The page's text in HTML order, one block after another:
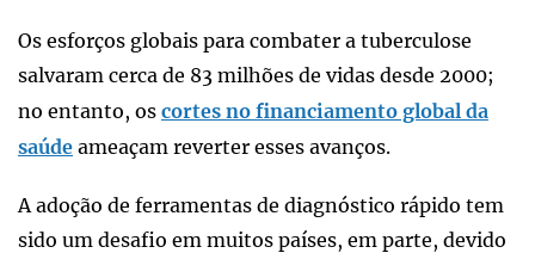
Os esforços globais para combater a tuberculose
salvaram cerca de 83 milhões de vidas desde 2000;
no entanto, os cortes no financiamento global da
saúde ameaçam reverter esses avanços.
A adoção de ferramentas de diagnóstico rápido tem
sido um desafio em muitos países, em parte, devido